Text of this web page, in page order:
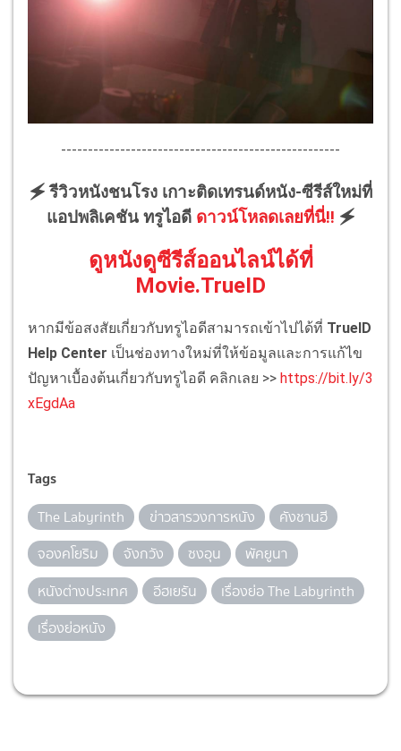
----------------------------------------------------
🗲 รีวิวหนังชนโรง เกาะติดเทรนด์หนัง-ซีรีส์ใหม่ที่
แอปพลิเคชัน ทรูไอดี ดาวน์โหลดเลยที่นี่!! 🗲
ดูหนังดูซีรีส์ออนไลน์ได้ที่
Movie.TrueID
หากมีข้อสงสัยเกี่ยวกับทรูไอดีสามารถเข้าไปได้ที่ TrueID
Help Center เป็นช่องทางใหม่ที่ให้ข้อมูลและการแก้ไข
ปัญหาเบื้องต้นเกี่ยวกับทรูไอดี คลิกเลย >> https://bit.ly/3
xEgdAa
Tags
The Labyrinth ข่าวสารวงการหนัง
คังชานฮี
จองคโยริม
จังกวัง ซงอุน
พัคยูนา
หนังต่างประเทศ
อีฮเยรัน
เรื่องย่อ The Labyrinth
เรื่องย่อหนัง